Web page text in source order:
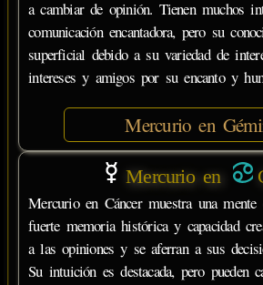
a cambiar de opinión. Tienen muchos
comunicación encantadora, pero su
superficial debido a su variedad de
intereses y amigos por su encanto y
Mercurio en
Mercurio en
Mercurio en Cáncer muestra una mente
fuerte memoria histórica y capacidad
a las opiniones y se aferran a sus
Su intuición es destacada, pero pueden